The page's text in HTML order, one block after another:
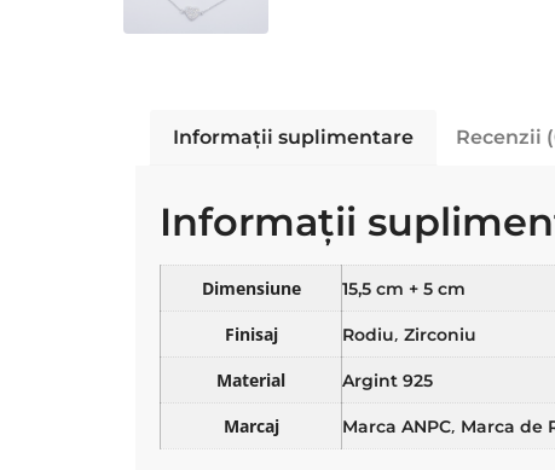
Informații suplimentare Recenzii
Informații
Dimensiune 15,5 cm + 5 cm
Finisaj Rodiu, Zirconiu
Material Argint 925
Marcaj Marca ANPC, Marca de